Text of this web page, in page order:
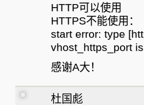
HTTP可以使用
HTTPS不能使用：
start error: type
vhost_https_port
感谢A大！
杜国彪